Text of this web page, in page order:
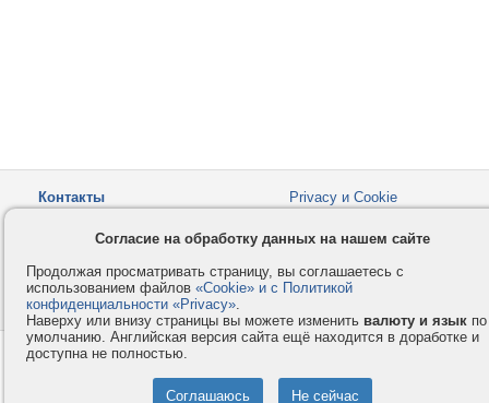
Контакты
Privacy и Cookie
Как оплатить
Форумы
© 2008-2026VMESTE.EU
Согласие на обработку данных на нашем сайте
Продолжая просматривать страницу, вы соглашаетесь с
использованием файлов «Cookie» и с Политикой
конфиденциальности «Privacy».
Наверху или внизу страницы вы можете изменить валюту и язык по
умолчанию. Английская версия сайта ещё находится в доработке и
доступна не полностью.